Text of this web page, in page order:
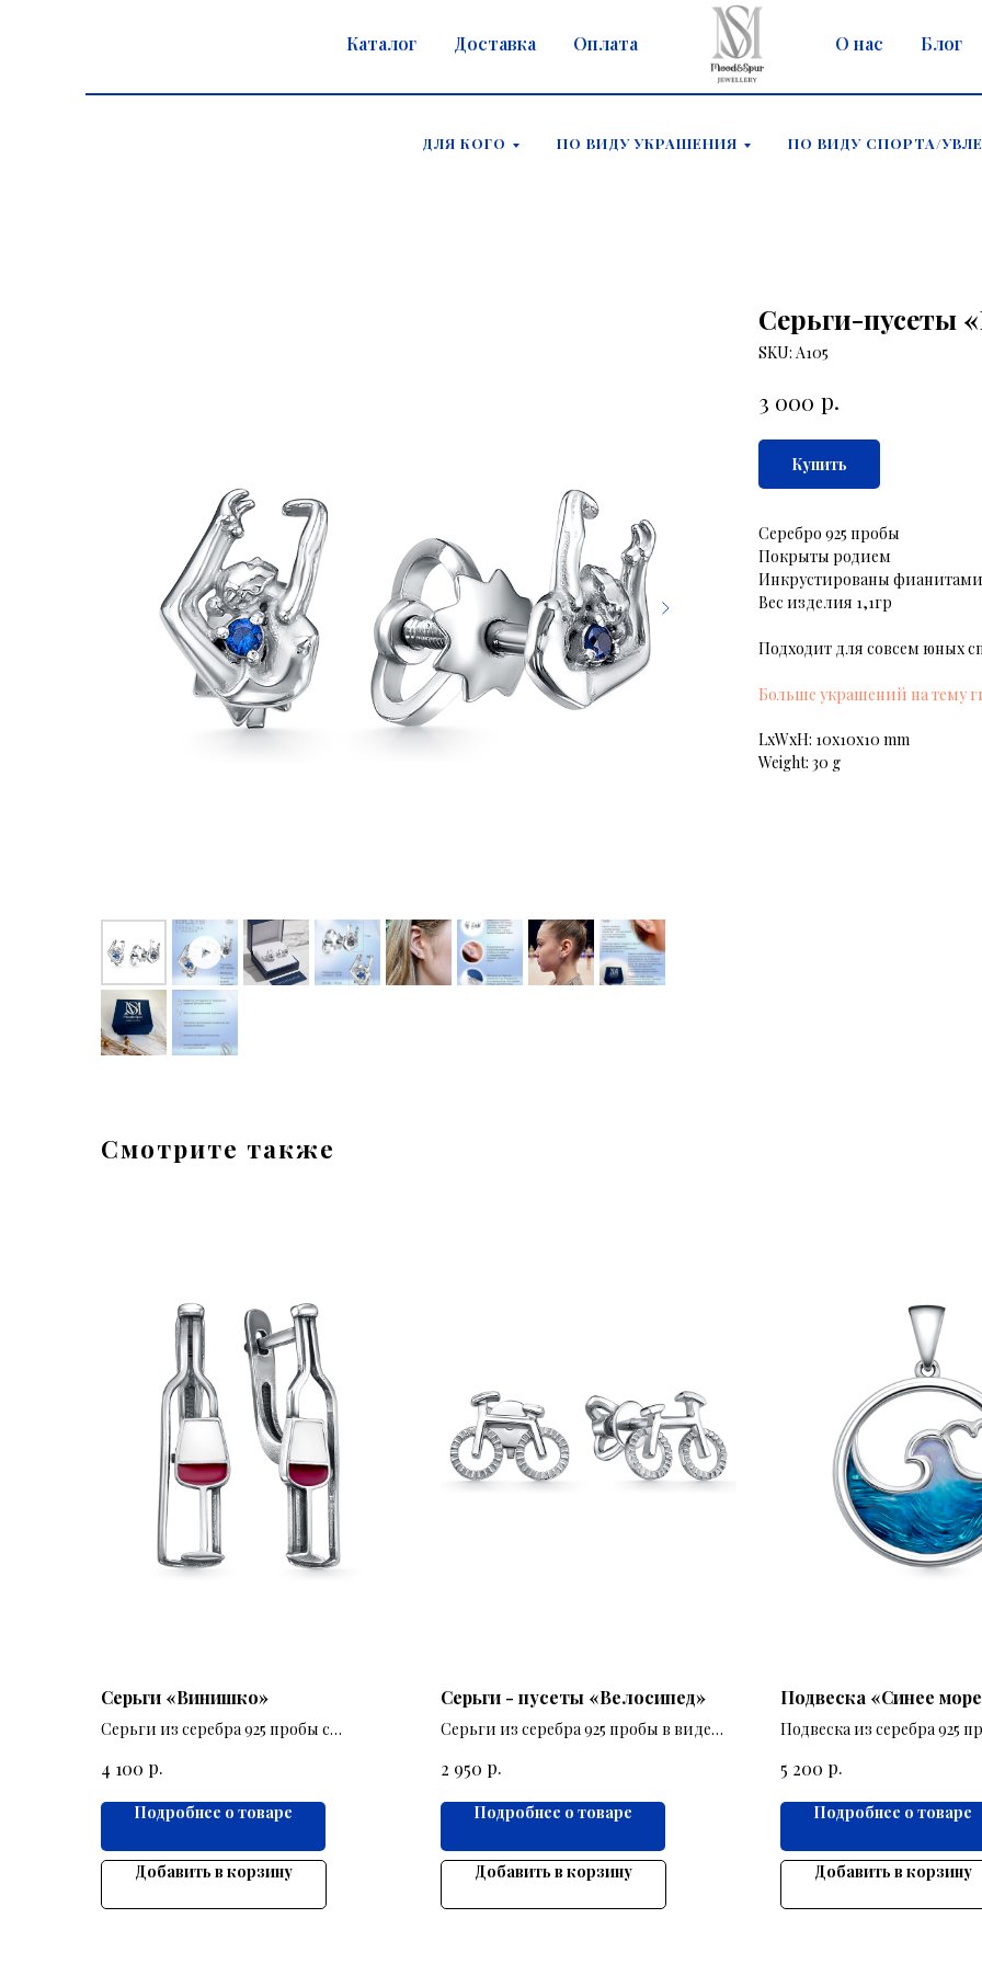
Каталог Доставка Оплата О нас Блог
ДЛЯ КОГО ПО ВИДУ УКРАШЕНИЯ ПО ВИДУ СПОРТА/
Серьги-пусеты
SKU: А105
3 000 р.
Купить
Серебро 925 пробы
Покрыты родием
Инкрустированы фианитами
Вес изделия 1,1гр
Подходит для совсем юных
Больше украшений на тему
LxWxH: 10x10x10 mm
Weight: 30 g
Смотрите также
Серьги «Винишко»
Серьги из серебра 925 пробы с
вином.
4 100 р.
Подробнее о товаре
Добавить в корзину
Серьги - пусеты «Велосипед»
Серьги из серебра 925 пробы в виде
2 950 р.
Подробнее о товаре
Добавить в корзину
Подвеска «Синее
Подвеска из серебра 925
5 200 р.
Подробнее о товаре
Добавить в корзину